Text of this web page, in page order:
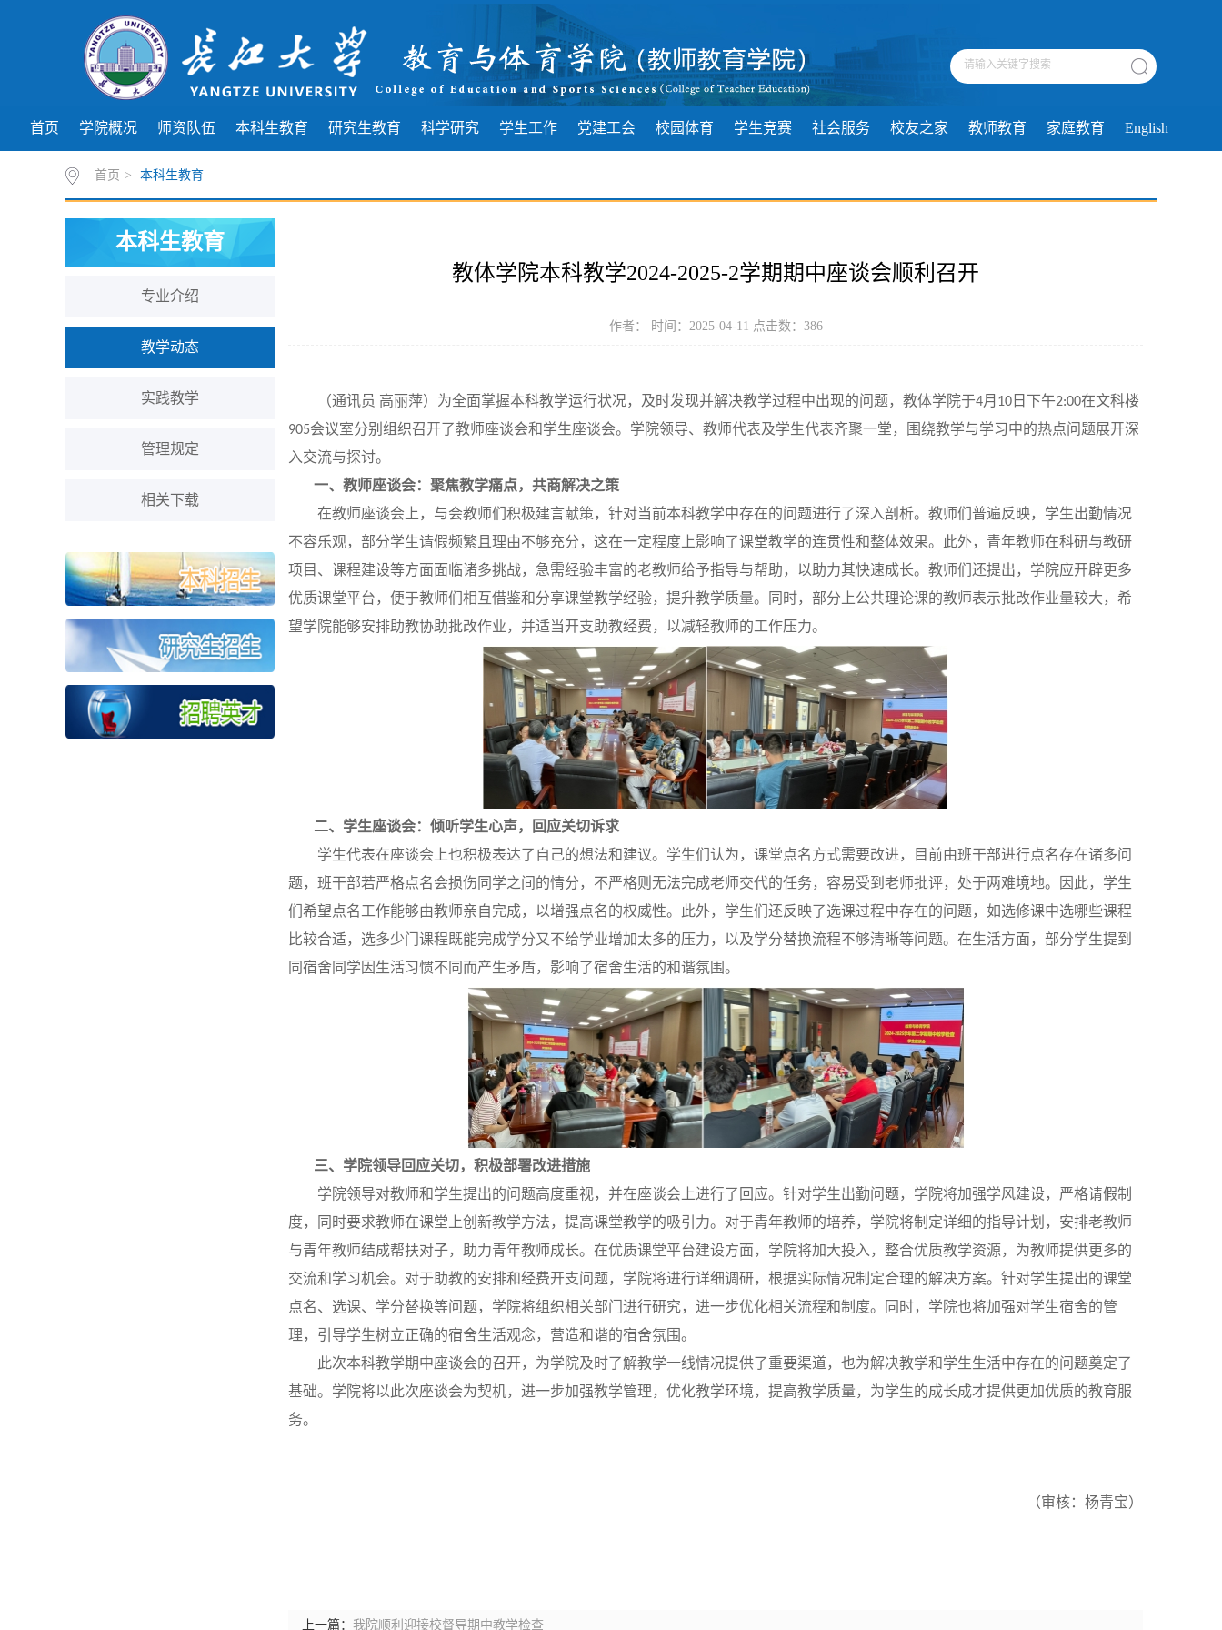
首页 学院概况 师资队伍 本科生教育 研究生教育 科学研究 学生工作 党建工会 校园体育 学生竞赛 社会服务 校友之家 教师教育 家庭教育 English
首页 > 本科生教育
本科生教育
专业介绍
教学动态
实践教学
管理规定
相关下载
教体学院本科教学2024-2025-2学期期中座谈会顺利召开
作者： 时间：2025-04-11 点击数： 386
（通讯员 高丽萍）为全面掌握本科教学运行状况，及时发现并解决教学过程中出现的问题，教体学院于4月 10 日下午2:00在文科楼
905会议室分别组织召开了教师座谈会和学生座谈会。学院领导、教师代表及学生代表齐聚一堂，围绕教学与学习中的热点问题展开深
入交流与探讨。
一、教师座谈会：聚焦教学痛点，共商解决之策
在教师座谈会上，与会教师们积极建言献策，针对当前本科教学中存在的问题进行了深入剖析。教师们普遍反映，学生出勤情况
不容乐观，部分学生请假频繁且理由不够充分，这在一定程度上影响了课堂教学的连贯性和整体效果。此外，青年教师在科研与教研
项目、课程建设等方面面临诸多挑战，急需经验丰富的老教师给予指导与帮助，以助力其快速成长。教师们还提出，学院应开辟更多
优质课堂平台，便于教师们相互借鉴和分享课堂教学经验，提升教学质量。同时，部分上公共理论课的教师表示批改作业量较大，希
望学院能够安排助教协助批改作业 ，并适当开支助教经费，以减轻教师的工作压力。
二、学生座谈会：倾听学生心声，回应关切诉求
学生代表在座谈会上也积极表达了自己的想法和建议。学生们认为，课堂点名方式需要改进，目前由班干部进行点名存在诸多问
题，班干部若严格点名会损伤同学之间的情分，不严格则无法完成老师交代的任务，容易受到老师批评，处于两难境地。因此，学生
们希望点名工作能够由教师亲自完成，以增强点名的权威性。此外，学生们还反映了选课过程中存在的问题，如选修课中选哪些课程
比较合适， 选多少门课程既能完成学分又不给学业增加太多的压力 ，以及学分替换流程不够清晰等问题。在生活方面，部分学生提到
同宿舍同学因生活习惯不同而产生矛盾，影响了宿舍生活的和谐氛围。
三、学院领导回应关切，积极部署改进措施
学院领导对教师和学生提出的问题高度重视，并在座谈会上进行了回应。针对学生出勤问题，学院将加强学风建设，严格请假制
度，同时要求教师在课堂上创新教学方法，提高课堂教学的吸引力。对于青年教师的培养，学院将制定详细的指导计划，安排老教师
与青年教师结成帮扶对子，助力青年教师成长。在优质课堂平台建设方面，学院将加大投入，整合优质教学资源，为教师提供更多的
交流和学习机会。对于助教的安排和经费开支问题，学院将进行详细调研，根据实际情况制定合理的解决方案。针对学生提出的课堂
点名、选课、学分替换等问题，学院将组织相关部门进行研究，进一步优化相关流程和制度。同时，学院也将加强对学生宿舍的管
理，引导学生树立正确的宿舍生活观念，营造和谐的宿舍氛围。
此次本科教学期中座谈会的召开，为学院及时了解教学一线情况提供了重要渠道，也为解决教学和学生生活中存在的问题奠定了
基础。学院将以此次座谈会为契机，进一步加强教学管理，优化教学环境，提高教学质量，为学生的成长成才提供更加优质的教育服
务。
（审核：杨青宝）
上一篇： 我院顺利迎接校督导期中教学检查